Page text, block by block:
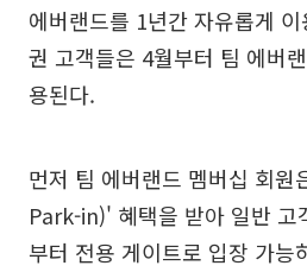
에버랜드를 1년간 자유롭게
권 고객들은 4월부터 팀 에버
용된다.
먼저 팀 에버랜드 멤버십 회
Park-in)' 혜택을 받아 일반 고
부터 전용 게이트로 입장 가능